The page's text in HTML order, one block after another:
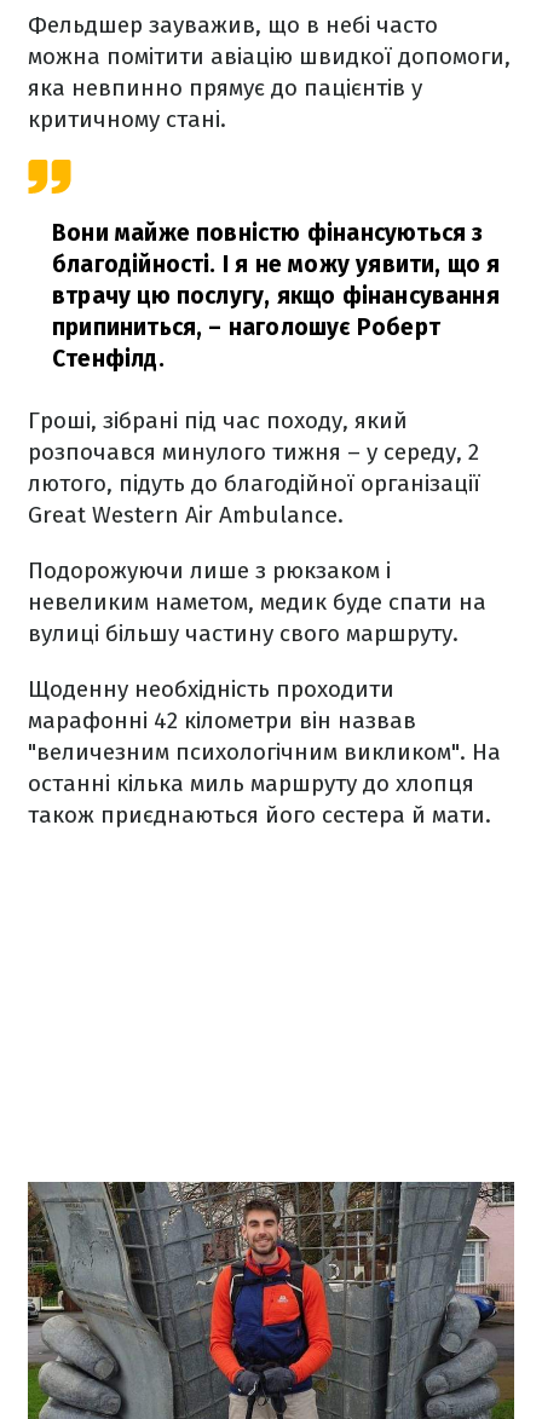
Фельдшер зауважив, що в небі часто
можна помітити авіацію швидкої допомоги,
яка невпинно прямує до пацієнтів у
критичному стані.
Вони майже повністю фінансуються з
благодійності. І я не можу уявити, що я
втрачу цю послугу, якщо фінансування
припиниться, – наголошує Роберт
Стенфілд.
Гроші, зібрані під час походу, який
розпочався минулого тижня – у середу, 2
лютого, підуть до благодійної організації
Great Western Air Ambulance.
Подорожуючи лише з рюкзаком і
невеликим наметом, медик буде спати на
вулиці більшу частину свого маршруту.
Щоденну необхідність проходити
марафонні 42 кілометри він назвав
"величезним психологічним викликом". На
останні кілька миль маршруту до хлопця
також приєднаються його сестера й мати.